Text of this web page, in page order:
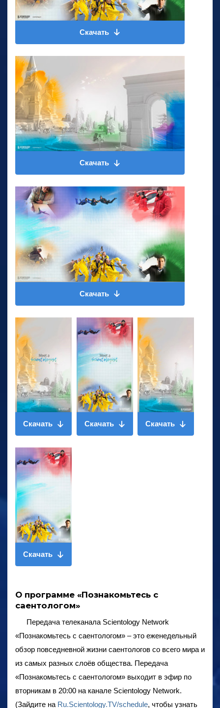
Скачать
Скачать
Скачать
Скачать Скачать Скачать
Скачать
О программе «Познакомьтесь с
саентологом»
Передача телеканала Scientology Network
«Познакомьтесь с саентологом» – это еженедельный
обзор повседневной жизни саентологов со всего мира и
из самых разных слоёв общества. Передача
«Познакомьтесь с саентологом» выходит в эфир по
вторникам в 20:00 на канале Scientology Network.
(Зайдите на Ru.Scientology.TV/schedule, чтобы узнать